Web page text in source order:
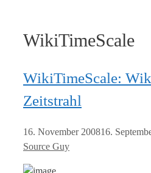
WikiTimeScale
WikiTimeScale:
Zeitstrahl
16. November 200816.
Source Guy